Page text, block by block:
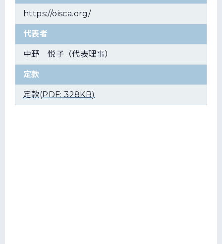
https://oisca.org/
代表者
中野 悦子（代表理事）
定款
定款(PDF: 328KB)